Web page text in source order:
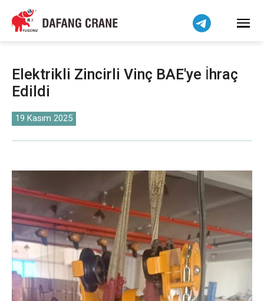
Elektrikli Zincirli Vinç BAE'ye İhraç
Edildi
19 Kasım 2025
Bahasa Indonesia
Bahasa Melayu
বাংলা
فارسی
Pilipino
اردو
Čeština
Беларуская мова
Kiswahili
Dansk
Norsk
O‘zbekcha